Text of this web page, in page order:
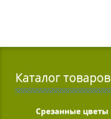
Каталог товаров
Срезанные цветы